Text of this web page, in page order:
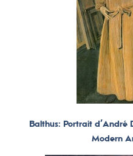
Balthus: Portrait d’André
Modern